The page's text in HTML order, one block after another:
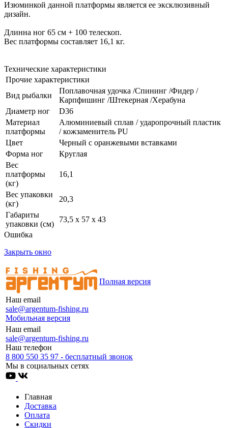
Изюминкой данной платформы является ее эксклюзивный
дизайн.
Длинна ног 65 см + 100 телескоп.
Вес платформы составляет 16,1 кг.
Технические характеристики
Прочие характеристики
Вид рыбалки
Поплавочная удочка /Спининг /Фидер /
Карпфишинг /Штекерная /Херабуна
Диаметр ног
D36
Материал
платформы
Алюминиевый сплав / ударопрочный пластик
/ кожзаменитель PU
Цвет
Черный с оранжевыми вставками
Форма ног
Круглая
Вес
платформы
(кг)
16,1
Вес упаковки
(кг)
20,3
Габариты
упаковки (см)
73,5 х 57 х 43
Ошибка
Закрыть окно
Наш email
sale@argentum-fishing.ru
Мобильная версия
Полная версия
Наш email
sale@argentum-fishing.ru
Наш телефон
8 800 550 35 97 - бесплатный звонок
Мы в социальных сетях
Главная
Доставка
Оплата
Скидки